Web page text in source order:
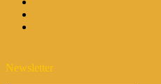
Newsletter